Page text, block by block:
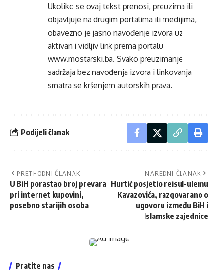
Ukoliko se ovaj tekst prenosi, preuzima ili
objavljuje na drugim portalima ili medijima,
obavezno je jasno navođenje izvora uz
aktivan i vidljiv link prema portalu
www.mostarski.ba. Svako preuzimanje
sadržaja bez navođenja izvora i linkovanja
smatra se kršenjem autorskih prava.
Podijeli članak
PRETHODNI ČLANAK
U BiH porastao broj prevara
pri internet kupovini,
posebno starijih osoba
NAREDNI ČLANAK
Hurtić posjetio reisul-ulemu
Kavazovića, razgovarano o
ugovoru između BiH i
Islamske zajednice
Pratite nas